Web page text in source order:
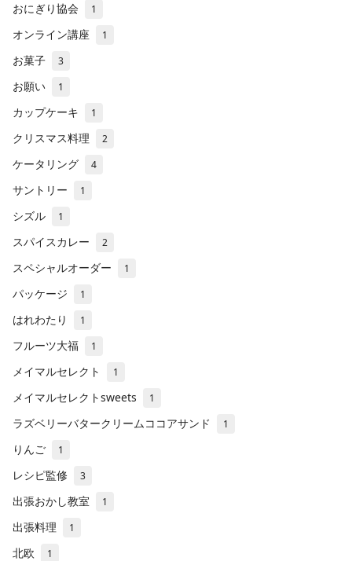
おにぎり協会 1
オンライン講座 1
お菓子 3
お願い 1
カップケーキ 1
クリスマス料理 2
ケータリング 4
サントリー 1
シズル 1
スパイスカレー 2
スペシャルオーダー 1
パッケージ 1
はれわたり 1
フルーツ大福 1
メイマルセレクト 1
メイマルセレクトsweets 1
ラズベリーバタークリームココアサンド 1
りんご 1
レシピ監修 3
出張おかし教室 1
出張料理 1
北欧 1